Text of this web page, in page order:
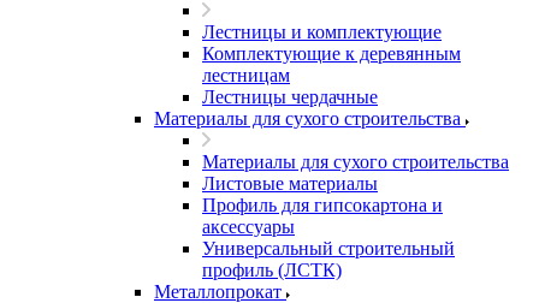
Лестницы и комплектующие
Комплектующие к деревянным
лестницам
Лестницы чердачные
Материалы для сухого строительства
Материалы для сухого строительства
Листовые материалы
Профиль для гипсокартона и
аксессуары
Универсальный строительный
профиль (ЛСТК)
Металлопрокат